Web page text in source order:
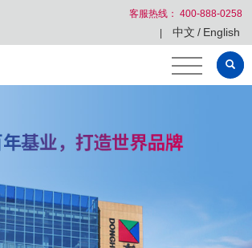
客服热线： 400-888-0258
中文 / English